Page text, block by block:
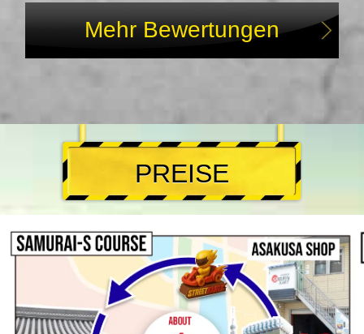
Mehr Bewertungen
PREISE